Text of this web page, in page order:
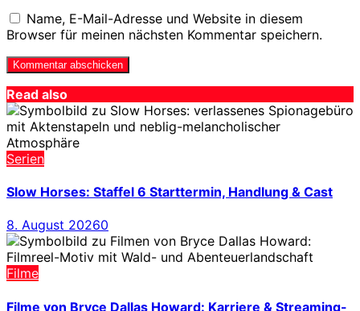
Name, E-Mail-Adresse und Website in diesem
Browser für meinen nächsten Kommentar speichern.
Read also
Serien
Slow Horses: Staffel 6 Starttermin, Handlung & Cast
8. August 20260
Filme
Filme von Bryce Dallas Howard: Karriere & Streaming-